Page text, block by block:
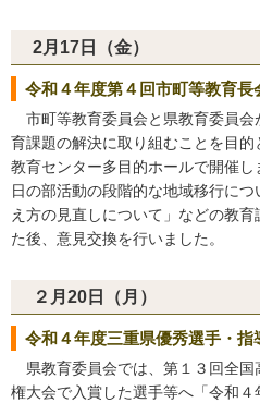
2月17日（金）
令和４年度第４回市町等教育
市町等教育委員会と県教育委員会
育課題の解決に取り組むことを目
教育センター多目的ホールで開催
日の部活動の段階的な地域移行に
え方の見直しについて」などの教
た後、意見交換を行いました。
２月20日（月）
令和４年度三重県優秀選手・
県教育委員会では、第１３回全国
権大会で入賞した選手等へ「令和